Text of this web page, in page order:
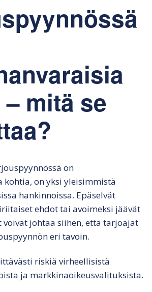
mitä se
on
on yksi yleisimmistä
hankinnoissa. Epäselvät
ehdot tai avoimeksi jäävät
johtaa siihen, että tarjoajat
eri tavoin.
riskiä virheellisistä
ja markkinaoikeusvalituksista.